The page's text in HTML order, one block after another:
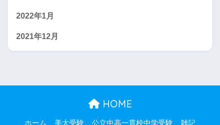
2022年1月
2021年12月
HOME
ホーム 美大受験 公立中高一貫校中学受験 雑記